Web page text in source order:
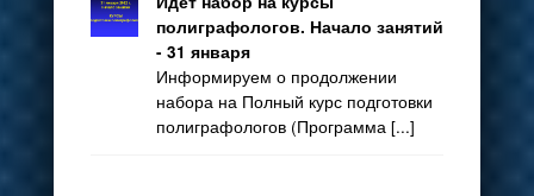
полиграфологов. Начало занятий
- 31 января
Информируем о продолжении
набора на Полный курс подготовки
полиграфологов (Программа [...]